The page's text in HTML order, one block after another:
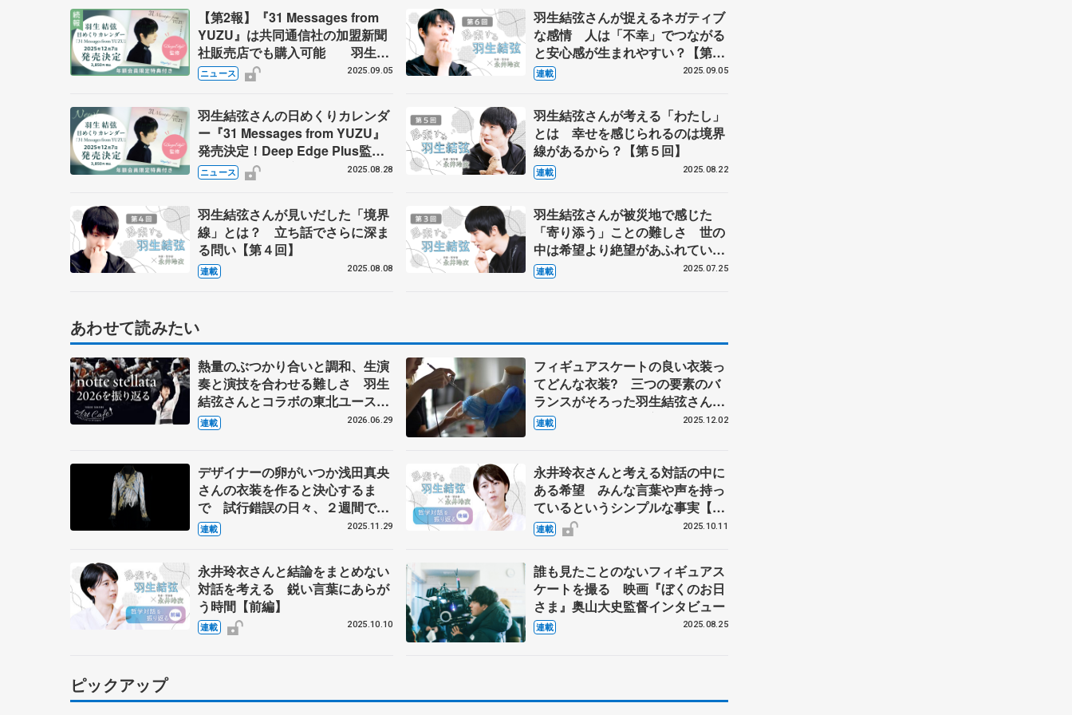
【第2報】『31 Messages from
YUZU』は共同通信社の加盟新聞
社販売店でも購入可能 羽生結
弦さんの日めくりカレンダー
ニュース 2025.09.05
羽生結弦さんが捉えるネガティブ
な感情 人は「不幸」でつながる
と安心感が生まれやすい？【第６
回】
連載 2025.09.05
羽生結弦さんの日めくりカレンダ
ー『31 Messages from YUZU』
発売決定！Deep Edge Plus監
修 年額会員限定特典付き
ニュース 2025.08.28
羽生結弦さんが考える「わたし」
とは 幸せを感じられるのは境界
線があるから？【第５回】
連載 2025.08.22
羽生結弦さんが見いだした「境界
線」とは？ 立ち話でさらに深ま
る問い【第４回】
連載 2025.08.08
羽生結弦さんが被災地で感じた
「寄り添う」ことの難しさ 世の
中は希望より絶望があふれてい
る？【第３回】
連載 2025.07.25
あわせて読みたい
熱量のぶつかり合いと調和、生演
奏と演技を合わせる難しさ 羽生
結弦さんとコラボの東北ユースオ
ーケストラのメンバーに聞く
連載 2026.06.29
フィギュアスケートの良い衣装っ
てどんな衣装? 三つの要素のバ
ランスがそろった羽生結弦さんの
『ボレロ』 伊藤聡美さんに聞く
（中）
連載 2025.12.02
デザイナーの卵がいつか浅田真央
さんの衣装を作ると決心するま
で 試行錯誤の日々、２週間で仕
上げた羽生結弦さんの『オペラ座
の怪人』 伊藤聡美さんインタビ
連載 2025.11.29
永井玲衣さんと考える対話の中に
ある希望 みんな言葉や声を持っ
ているというシンプルな事実【後
編】
連載 2025.10.11
永井玲衣さんと結論をまとめない
対話を考える 鋭い言葉にあらが
う時間【前編】
連載 2025.10.10
誰も見たことのないフィギュアス
ケートを撮る 映画『ぼくのお日
さま』奥山大史監督インタビュー
連載 2025.08.25
ピックアップ